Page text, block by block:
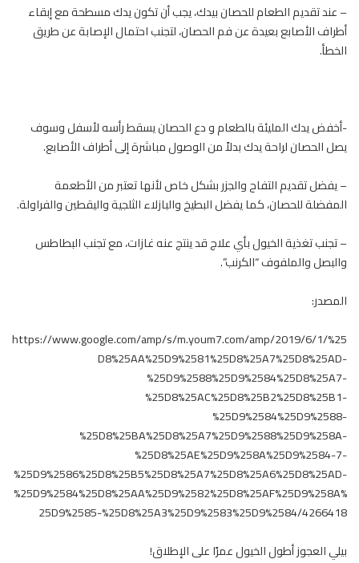
– عند تقديم الطعام للحصان بيدك، يجب أن تكون يدك مسطحة مع إبقاء
أطراف الأصابع بعيدة عن فم الحصان، لتجنب احتمال الإصابة عن طريق
الخطأ.
-أخفض يدك المليئة بالطعام و دع الحصان يسقط رأسه لأسفل وسوف
يصل الحصان لراحة يدك بدلاً من الوصول مباشرة إلى أطراف الأصابع.
– يفضل تقديم التفاح والجزر بشكل خاص لأنها تعتبر من الأطعمة
المفضلة للحصان، كما يفضل البطيخ والبازلاء الثلجية واليقطين والفراولة.
– تجنب تغذيةالخيولبأي علاج قد ينتج عنه غازات، مع تجنب البطاطس
والبصل والملفوف “الكرنب”.
المصدر:
https://www.google.com/amp/s/m.youm7.com/amp/2019/6/1/%25
D8%25AA%25D9%2581%25D8%25A7%25D8%25AD-
%25D9%2588%25D9%2584%25D8%25A7-
%25D8%25AC%25D8%25B2%25D8%25B1-
%25D9%2584%25D9%2588-
%25D8%25BA%25D8%25A7%25D9%2588%25D9%258A-
%25D8%25AE%25D9%258A%25D9%2584-7-
%25D9%2586%25D8%25B5%25D8%25A7%25D8%25A6%25D8%25AD-
%25D9%2584%25D8%25AA%25D9%2582%25D8%25AF%25D9%258A%
25D9%2585-%25D8%25A3%25D9%2583%25D9%2584/4266418
بيلي العجوز أطول الخيول عمرًا على الإطلاق!